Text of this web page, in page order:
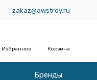
zakaz@awstroy.ru
Избранное Корзина
Бренды